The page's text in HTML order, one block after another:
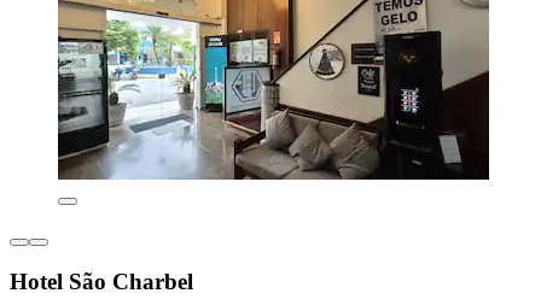
Hotel São Charbel